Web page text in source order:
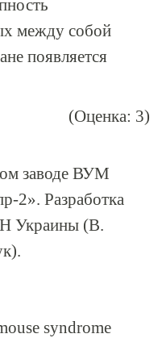
между собой
появляется
(Оценка: 3)
заводе ВУМ
2». Разработка
Украины (В.
syndrome